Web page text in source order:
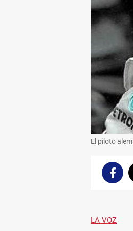
El piloto
LA VOZ